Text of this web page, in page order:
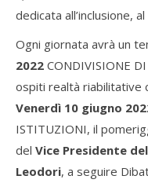
dedicata all’inclusione,
Ogni giornata avrà un
2022 CONDIVISIONE DI
ospiti realtà riabilitative
Venerdì 10 giugno
ISTITUZIONI, il
del Vice Presidente
Leodori, a seguire